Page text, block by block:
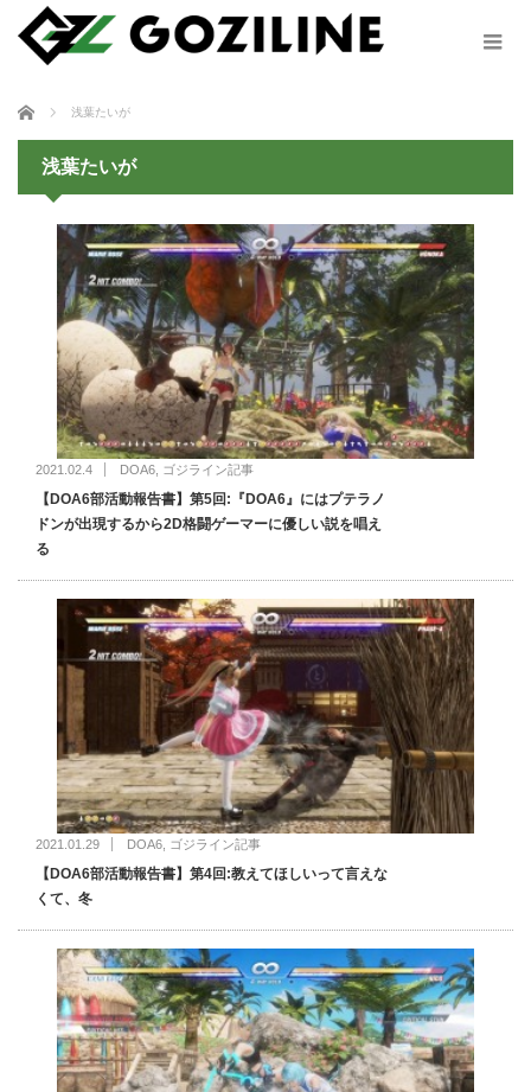
ホーム 浅葉たいが
浅葉たいが
2021.02.4 DOA6 ゴジライン記事
【DOA6部活動報告書】第5回:『DOA6』にはプテラノ
ドンが出現するから2D格闘ゲーマーに優しい説を唱え
る
2021.01.29 DOA6 ゴジライン記事
【DOA6部活動報告書】第4回:教えてほしいって言えな
くて、冬